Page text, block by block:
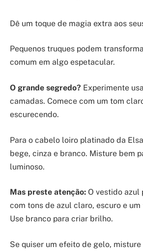
Dê um toque de magia extra aos
Pequenos truques podem
comum em algo espetacular.
O grande segredo? Experimente
camadas. Comece com um tom
escurecendo.
Para o cabelo loiro platinado da
bege, cinza e branco. Misture bem
luminoso.
Mas preste atenção: O vestido azul
com tons de azul claro, escuro e um
Use branco para criar brilho.
Se quiser um efeito de gelo, misture